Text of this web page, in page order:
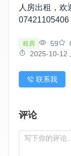
人房出租，欢
07421105406
租房 59
2025-10-12
联系我
评论